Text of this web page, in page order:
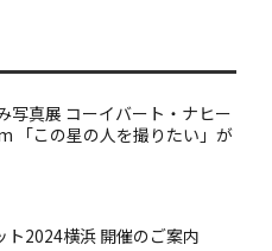
写真展 コーイバート・ナヒー
「この星の人を撮りたい」が
ト2024横浜 開催のご案内